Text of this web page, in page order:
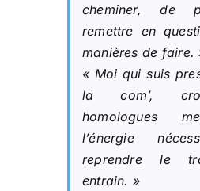
cheminer, de
remettre en
manières de faire.
« Moi qui suis
la com’,
homologues
l’énergie
reprendre le
entrain. »